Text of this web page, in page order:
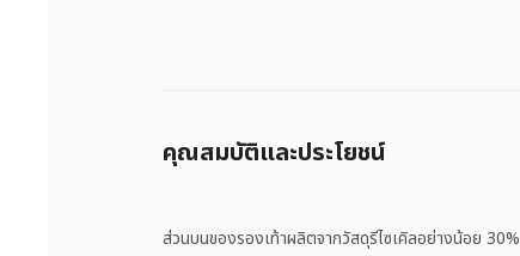
คุณสมบัติและประโยชน์
ส่วนบนของรองเท้าผลิตจากวัสดุรีไซเคิลอย่างน้อย 30%